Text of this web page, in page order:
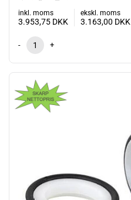
inkl. moms
3.953,75 DKK
ekskl. moms
3.163,00 DKK
- +